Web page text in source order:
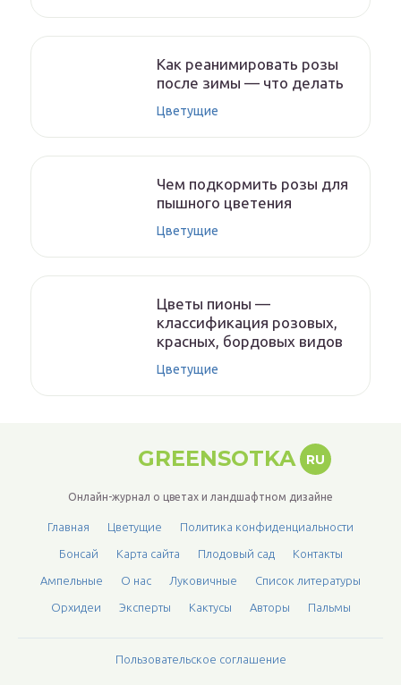
Как реанимировать розы
после зимы — что делать
Цветущие
Чем подкормить розы для
пышного цветения
Цветущие
Цветы пионы —
классификация розовых,
красных, бордовых видов
Цветущие
GREENSOTKA RU
Онлайн-журнал о цветах и ландшафтном дизайне
Главная Цветущие Политика конфиденциальности
Бонсай Карта сайта Плодовый сад Контакты
Ампельные О нас Луковичные Список литературы
Орхидеи Эксперты Кактусы Авторы Пальмы
Пользовательское соглашение